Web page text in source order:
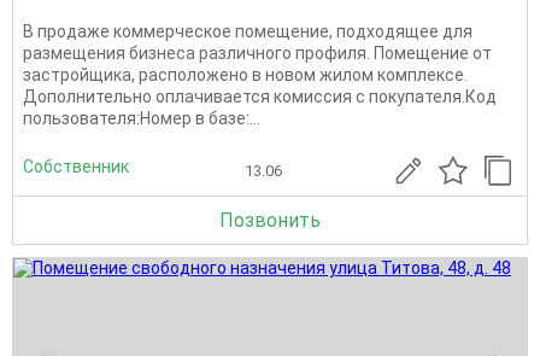
В продаже коммерческое помещение, подходящее для
размещения бизнеса различного профиля. Помещение от
застройщика, расположено в новом жилом комплексе.
Дополнительно оплачивается комиссия с покупателя.Код
пользователя:Номер в базе:...
Собственник 13.06
Позвонить